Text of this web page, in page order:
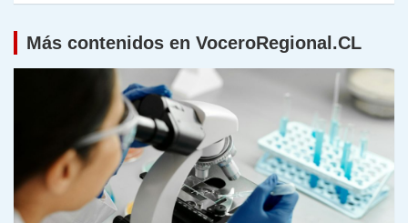
Más contenidos en VoceroRegional.CL